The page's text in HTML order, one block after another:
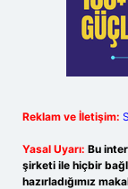
Reklam ve İletişim:
Yasal Uyarı: Bu
şirketi ile hiçbir
hazırladığımız